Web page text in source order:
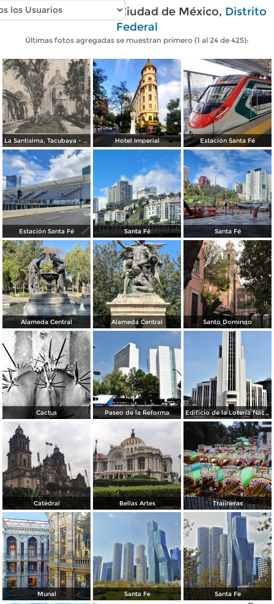
Fotos modernas de Ciudad de México, Distrito
Federal
Últimas fotos agregadas se muestran primero (1 al 24 de 425):
La Santisima, Tacubaya - México Hotel Imperial Estación Santa Fé
Estación Santa Fé Santa Fé Santa Fé
Alameda Central Alameda Central Santo Domingo
Cactus Paseo de la Reforma Edificio de la Lotería Nacional
Catedral Bellas Artes Trajineras
Munal Santa Fe Santa Fe